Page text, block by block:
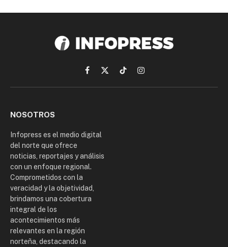
Facebook
X
(Twitter)
TikTokInstagram
NOSOTROS
Infopress es el medio digital
del norte que ofrece
noticias, reportajes y análisis
con un enfoque regional.
Comprometidos con la
veracidad y la objetividad,
brindamos una cobertura
integral de los
acontecimientos más
relevantes en la región
norteña, destacando la